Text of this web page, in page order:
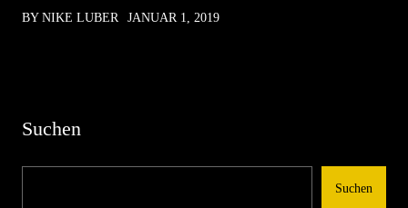
BY NIKE LUBER JANUAR 1, 2019
Suchen
Suchen